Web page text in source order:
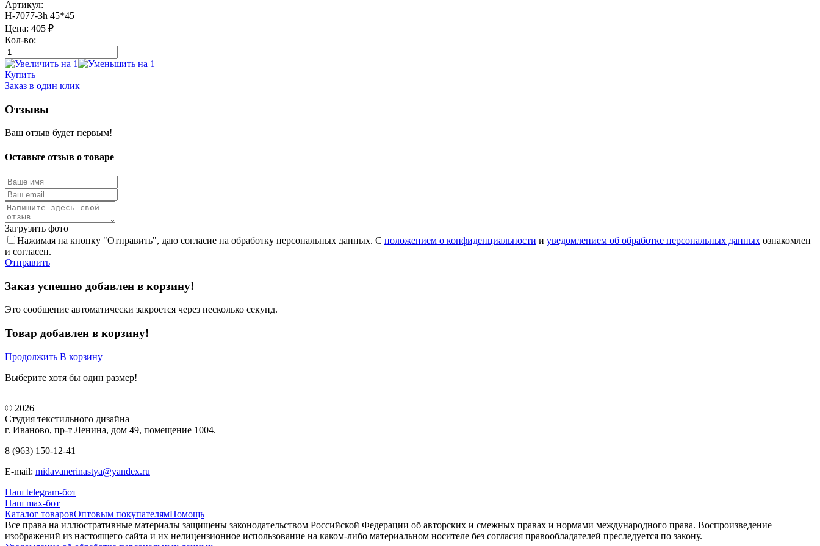
Артикул:
Н-7077-3h 45*45
Цена: 405 ₽
Кол-во:
Купить
Заказ в один клик
Отзывы
Ваш отзыв будет первым!
Оставьте отзыв о товаре
Загрузить фото
Нажимая на кнопку "Отправить", даю согласие на обработку персональных данных. С положением о конфиденциальности и уведомлением об обработке персональных данных ознакомлен
и согласен.
Отправить
Заказ успешно добавлен в корзину!
Это сообщение автоматически закроется через несколько секунд.
Товар добавлен в корзину!
Продолжить В корзину
Выберите хотя бы один размер!
© 2026
Студия текстильного дизайна
г. Иваново, пр-т Ленина, дом 49, помещение 1004.
8 (963) 150-12-41
E-mail: midavanerinastya@yandex.ru
Наш telegram-бот
Наш max-бот
Каталог товаровОптовым покупателямПомощь
Все права на иллюстративные материалы защищены законодательством Российской Федерации об авторских и смежных правах и нормами международного права. Воспроизведение
изображений из настоящего сайта и их нелицензионное использование на каком-либо материальном носителе без согласия правообладателей преследуется по закону.